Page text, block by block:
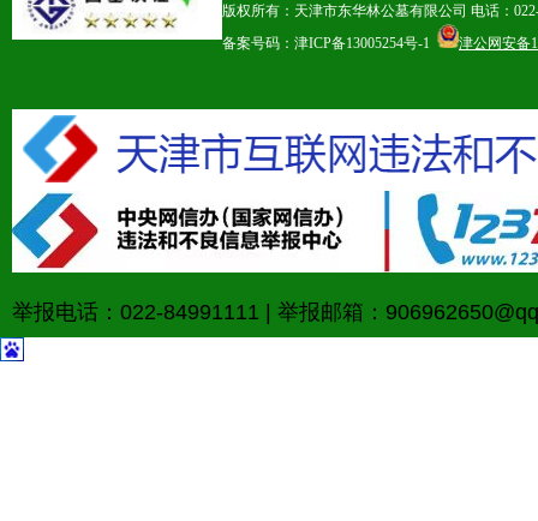
版权所有：天津市东华林公墓有限公司 电话：
备案号码： 津ICP备13005254号-1 津公网安备
举报电话：022-84991111 举报邮箱：